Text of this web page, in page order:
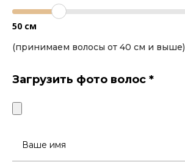
50 см
(принимаем волосы от 40 см и выше)
Загрузить фото волос *
Ваше